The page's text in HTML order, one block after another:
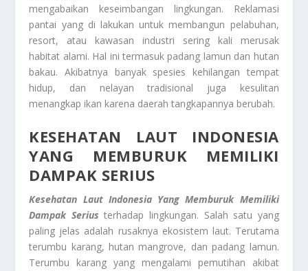
mengabaikan keseimbangan lingkungan. Reklamasi
pantai yang di lakukan untuk membangun pelabuhan,
resort, atau kawasan industri sering kali merusak
habitat alami. Hal ini termasuk padang lamun dan hutan
bakau. Akibatnya banyak spesies kehilangan tempat
hidup, dan nelayan tradisional juga kesulitan
menangkap ikan karena daerah tangkapannya berubah.
KESEHATAN LAUT INDONESIA
YANG MEMBURUK MEMILIKI
DAMPAK SERIUS
Kesehatan Laut Indonesia Yang Memburuk Memiliki
Dampak Serius terhadap lingkungan. Salah satu yang
paling jelas adalah rusaknya ekosistem laut. Terutama
terumbu karang, hutan mangrove, dan padang lamun.
Terumbu karang yang mengalami pemutihan akibat